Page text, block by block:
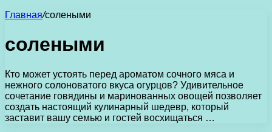
Главная/солеными
солеными
Кто может устоять перед ароматом сочного мяса и
нежного солоноватого вкуса огурцов? Удивительное
сочетание говядины и маринованных овощей позволяет
создать настоящий кулинарный шедевр, который
заставит вашу семью и гостей восхищаться …